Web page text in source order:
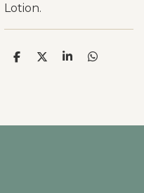
Lotion.
D
D
S
D